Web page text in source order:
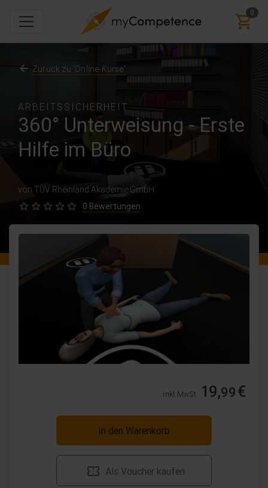
0
ARBEITSSICHERHEIT
360° Unterweisung - Erste
Hilfe im Büro
von TÜV Rheinland Akademie GmbH
0 Bewertungen
Zurück zu 'Online-Kurse'
inkl. MwSt. 19,99€
In den Warenkorb
Als Voucher kaufen